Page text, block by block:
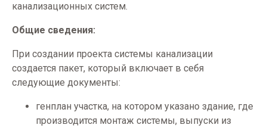
канализационных систем.
Общие сведения:
При создании проекта системы канализации
создается пакет, который включает в себя
следующие документы:
генплан участка, на котором указано здание, где
производится монтаж системы, выпуски из